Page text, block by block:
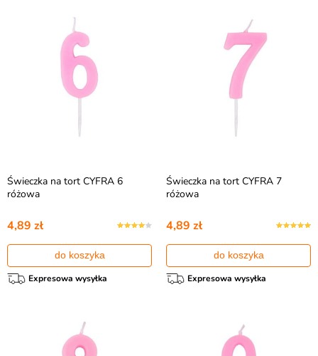
Świeczka na tort CYFRA 6
różowa
4,89 zł
do koszyka
Expresowa wysyłka
Świeczka na tort CYFRA 7
różowa
4,89 zł
do koszyka
Expresowa wysyłka